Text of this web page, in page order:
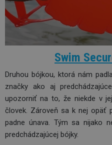
Swim
Druhou bójkou, ktorá nám
značky ako aj
upozorniť na to, že niekde v
človek. Zároveň sa k nej opäť
padne únava. Tým sa nijako
predchádzajúcej bójky.